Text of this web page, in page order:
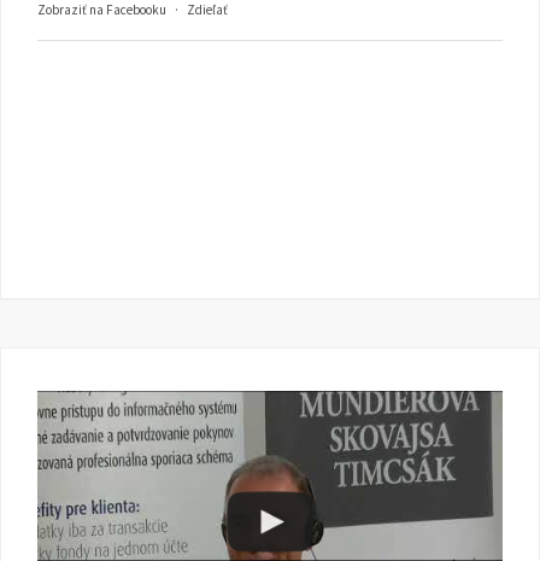
Zobraziť na Facebooku · Zdieľať